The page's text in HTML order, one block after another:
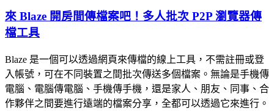
來 Blaze 開房間傳檔案吧！多人批次 P2P 瀏覽器傳
檔工具
Blaze 是一個可以透過網頁來傳檔的線上工具，不需註冊或登
入帳號，可在不同裝置之間批次傳送多個檔案。無論是手機傳
電腦、電腦傳電腦、手機傳手機，還是家人、朋友、同事、合
作夥伴之間要進行遠端的檔案分享，全都可以透過它來進行。